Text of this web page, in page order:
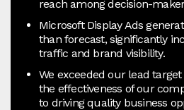
reach among
Microsoft Display Ads
than forecast, significantly
traffic and brand visibility.
We exceeded our lead
the effectiveness of our
to driving quality business